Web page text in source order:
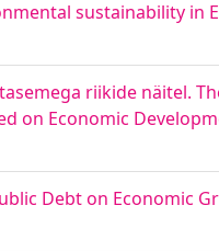
sustainability in
riikide näitel.
on Economic
Debt on Economic